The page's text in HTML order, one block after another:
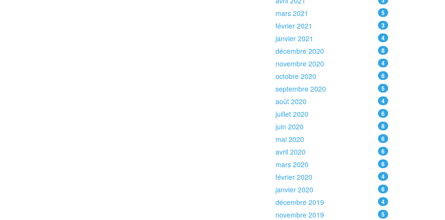
mars 2021 5
février 2021 3
janvier 2021 4
décembre 2020 8
novembre 2020 4
octobre 2020 6
septembre 2020 5
août 2020 4
juillet 2020 6
juin 2020 8
mai 2020 6
avril 2020 6
mars 2020 6
février 2020 4
janvier 2020 6
décembre 2019 4
novembre 2019 5